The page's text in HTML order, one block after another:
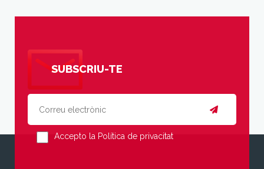
SUBSCRIU-TE
Accepto la Política de privacitat